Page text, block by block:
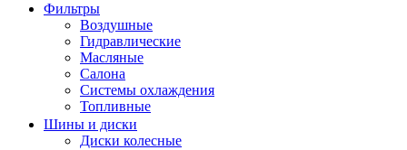
Фильтры
Воздушные
Гидравлические
Масляные
Салона
Системы охлаждения
Топливные
Шины и диски
Диски колесные